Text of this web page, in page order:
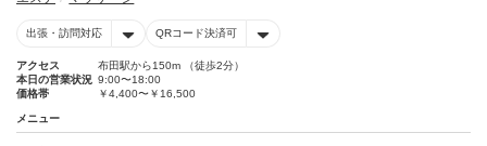
出張・訪問対応 QRコード決済可
アクセス
布田駅から150m （徒歩2分）
本日の営業状況 9:00〜18:00
価格帯
￥4,400〜￥16,500
メニュー